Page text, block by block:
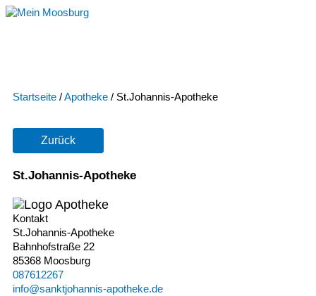
Zum
Inhalt
Startseite /Apotheke / St.Johannis-Apotheke
St.Johannis-Apotheke
Zurück
Kontakt
St.Johannis-Apotheke
Bahnhofstraße 22
85368 Moosburg
087612267
info@sanktjohannis-apotheke.de